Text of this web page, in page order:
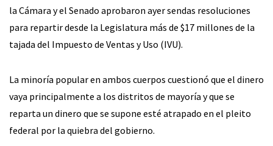
la Cámara y el Senado aprobaron ayer sendas resoluciones
para repartir desde la Legislatura más de $17 millones de la
tajada del Impuesto de Ventas y Uso (IVU).
La minoría popular en ambos cuerpos cuestionó que el dinero
vaya principalmente a los distritos de mayoría y que se
reparta un dinero que se supone esté atrapado en el pleito
federal por la quiebra del gobierno.